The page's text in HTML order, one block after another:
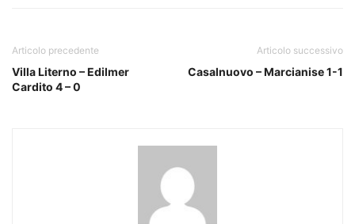
Articolo precedente
Villa Literno – Edilmer
Cardito 4 – 0
Articolo successivo
Casalnuovo – Marcianise 1-1